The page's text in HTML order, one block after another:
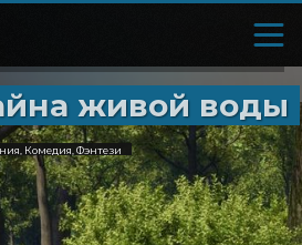
живой воды
Комедия, Фэнтези